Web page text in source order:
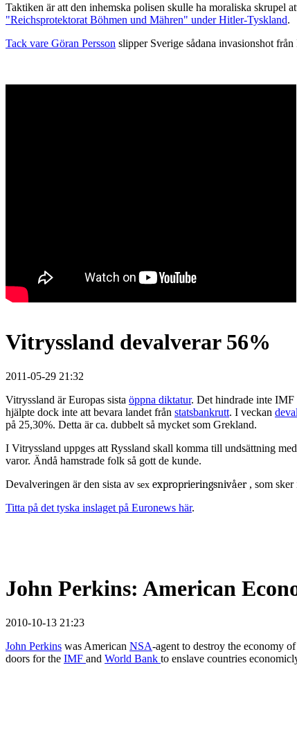
Taktiken är att den inhemska polisen skulle ha moraliska skrupel
"Reichsprotektorat Böhmen und Mähren" under Hitler-Tyskland.
Tack vare Göran Persson slipper Sverige sådana invasionshot
Vitryssland devalverar 56%
2011-05-29 21:32
Vitryssland är Europas sista öppna diktatur. Det hindrade inte IMF
hjälpte dock inte att bevara landet från statsbankrutt. I veckan
på 25,30%. Detta är ca. dubbelt så mycket som Grekland.
I Vitryssland uppges att Ryssland skall komma till undsättning
varor. Ändå hamstrade folk så gott de kunde.
Devalveringen är den sista av sex exproprieringsnivåer, som sker
Titta på det tyska inslaget på Euronews här.
John Perkins: American
2010-10-13 21:23
John Perkins was American NSA-agent to destroy the economy
doors for the IMF and World Bank to enslave countries